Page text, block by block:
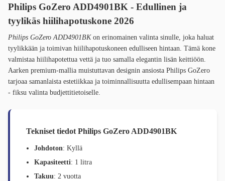
Philips GoZero ADD4901BK - Edullinen ja
tyylikäs hiilihapotuskone 2026
Philips GoZero ADD4901BKon erinomainen valinta sinulle, joka haluat
tyylikkään ja toimivan hiilihapotuskoneen edulliseen hintaan. Tämä kone
valmistaa hiilihapotettua vettä ja tuo samalla elegantin lisän keittiöön.
Aarken premium-mallia muistuttavan designin ansiosta Philips GoZero
tarjoaa samanlaista estetiikkaa ja toiminnallisuutta edullisempaan hintaan
- fiksu valinta budjettitietoiselle.
Tekniset tiedot Philips GoZero ADD4901BK
Johdoton: Kyllä
Kapasiteetti: 1 litra
Takuu: 2 vuotta